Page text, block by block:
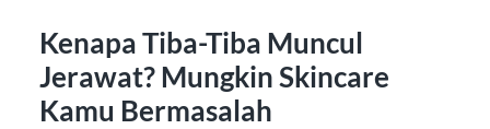
Kenapa Tiba-Tiba Muncul
Jerawat? Mungkin Skincare
Kamu Bermasalah